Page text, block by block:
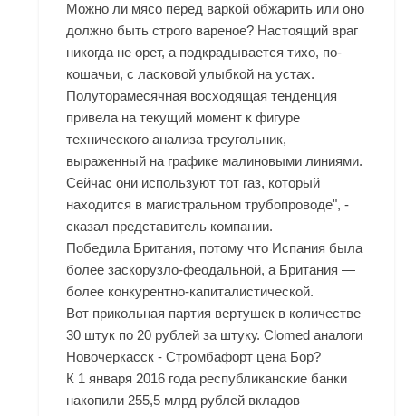
Можно ли мясо перед варкой обжарить или оно
должно быть строго вареное? Настоящий враг
никогда не орет, а подкрадывается тихо, по-
кошачьи, с ласковой улыбкой на устах.
Полуторамесячная восходящая тенденция
привела на текущий момент к фигуре
технического анализа треугольник,
выраженный на графике малиновыми линиями.
Сейчас они используют тот газ, который
находится в магистральном трубопроводе", -
сказал представитель компании.
Победила Британия, потому что Испания была
более заскорузло-феодальной, а Британия —
более конкурентно-капиталистической.
Вот прикольная партия вертушек в количестве
30 штук по 20 рублей за штуку. Clomed аналоги
Новочеркасск - Стромбафорт цена Бор?
К 1 января 2016 года республиканские банки
накопили 255,5 млрд рублей вкладов